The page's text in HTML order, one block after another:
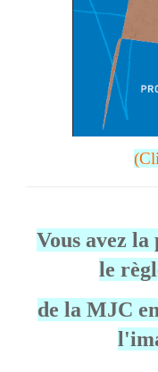
Vous avez
le
de la MJC